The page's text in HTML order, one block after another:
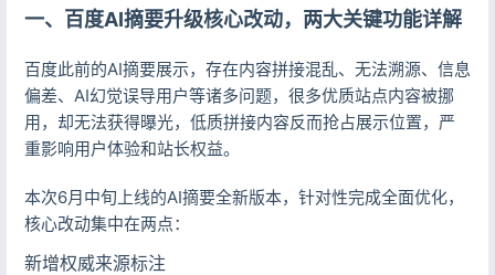
一、百度AI摘要升级核心改动，两大关键功能详解
百度此前的AI摘要展示，存在内容拼接混乱、无法溯源、信息
偏差、AI幻觉误导用户等诸多问题，很多优质站点内容被挪
用，却无法获得曝光，低质拼接内容反而抢占展示位置，严
重影响用户体验和站长权益。
本次6月中旬上线的AI摘要全新版本，针对性完成全面优化，
核心改动集中在两点：
新增权威来源标注